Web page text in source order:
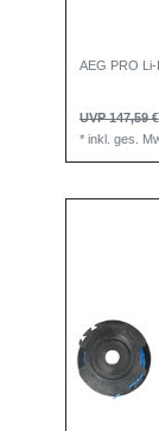
AEG PRO
UVP 147,59 €
*inkl. ges.